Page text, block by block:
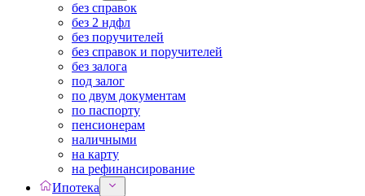
без справок
без 2 ндфл
без поручителей
без справок и поручителей
без залога
под залог
по двум документам
по паспорту
пенсионерам
наличными
на карту
на рефинансирование
Ипотека